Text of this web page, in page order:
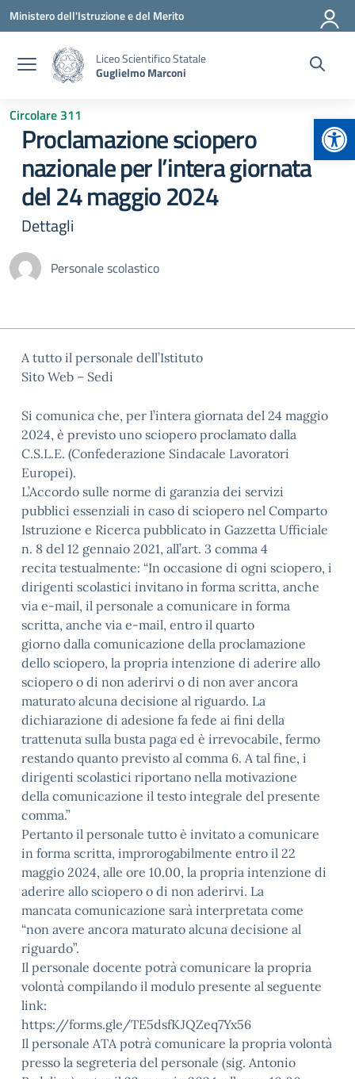
Vai ai contenuti
Vai al menu di navigazione
Vai al footer
Ministero dell'Istruzione e del Merito
Liceo Scientifico Statale
Guglielmo Marconi
Circolare 311
Proclamazione sciopero
nazionale per l’intera giornata
del 24 maggio 2024
Dettagli
Personale scolastico
A tutto il personale dell’Istituto
Sito Web – Sedi
Si comunica che, per l’intera giornata del 24 maggio
2024, è previsto uno sciopero proclamato dalla
C.S.L.E. (Confederazione Sindacale Lavoratori
Europei).
L’Accordo sulle norme di garanzia dei servizi
pubblici essenziali in caso di sciopero nel Comparto
Istruzione e Ricerca pubblicato in Gazzetta Ufficiale
n. 8 del 12 gennaio 2021, all’art. 3 comma 4
recita testualmente: “In occasione di ogni sciopero, i
dirigenti scolastici invitano in forma scritta, anche
via e-mail, il personale a comunicare in forma
scritta, anche via e-mail, entro il quarto
giorno dalla comunicazione della proclamazione
dello sciopero, la propria intenzione di aderire allo
sciopero o di non aderirvi o di non aver ancora
maturato alcuna decisione al riguardo. La
dichiarazione di adesione fa fede ai fini della
trattenuta sulla busta paga ed è irrevocabile, fermo
restando quanto previsto al comma 6. A tal fine, i
dirigenti scolastici riportano nella motivazione
della comunicazione il testo integrale del presente
comma.”
Pertanto il personale tutto è invitato a comunicare
in forma scritta, improrogabilmente entro il 22
maggio 2024, alle ore 10.00, la propria intenzione di
aderire allo sciopero o di non aderirvi. La
mancata comunicazione sarà interpretata come
“non avere ancora maturato alcuna decisione al
riguardo”.
Il personale docente potrà comunicare la propria
volontà compilando il modulo presente al seguente
link:
https://forms.gle/TE5dsfKJQZeq7Yx56
Il personale ATA potrà comunicare la propria volontà
presso la segreteria del personale (sig. Antonio